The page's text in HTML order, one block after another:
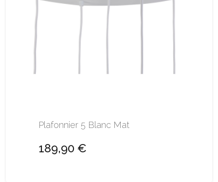
Plafonnier 5 Blanc Mat
189,90 €